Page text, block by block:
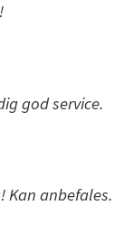
god service.
Kan anbefales.